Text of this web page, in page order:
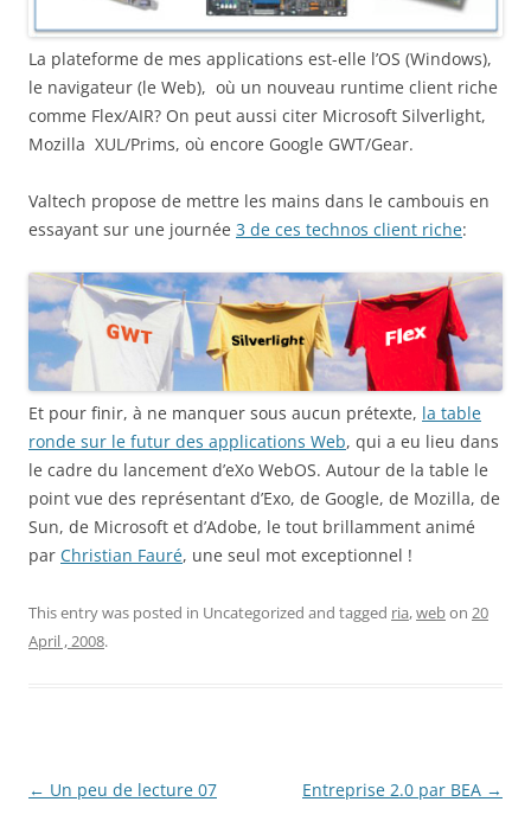
La plateforme de mes applications est-elle l’OS (Windows),
le navigateur (le Web), où un nouveau runtime client riche
comme Flex/AIR? On peut aussi citer Microsoft Silverlight,
Mozilla XUL/Prims, où encore Google GWT/Gear.
Valtech propose de mettre les mains dans le cambouis en
essayant sur une journée 3 de ces technos client riche:
Et pour finir, à ne manquer sous aucun prétexte, la table
ronde sur le futur des applications Web, qui a eu lieu dans
le cadre du lancement d’eXo WebOS. Autour de la table le
point vue des représentant d’Exo, de Google, de Mozilla, de
Sun, de Microsoft et d’Adobe, le tout brillamment animé
par Christian Fauré, une seul mot exceptionnel !
This entry was posted in Uncategorized and tagged ria,webon 20
April , 2008.
Post
← Un peu de lecture 07 Entreprise 2.0 par BEA →